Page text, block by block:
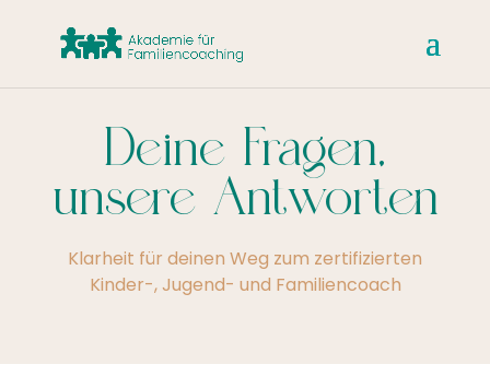
Deine Fragen,
unsere Antworten
Klarheit für deinen Weg zum zertifizierten
Kinder-, Jugend- und Familiencoach